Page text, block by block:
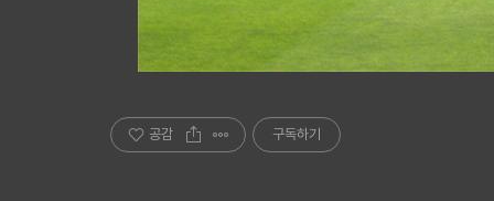
공감 구독하기